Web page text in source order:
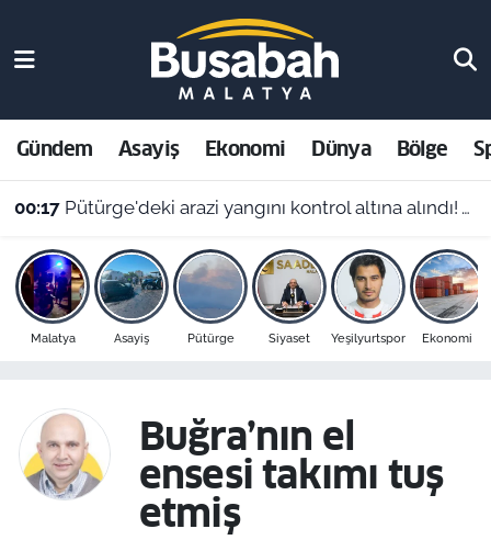
Gündem Asayiş Ekonomi Dünya Bölge
00:17 Pütürge'deki arazi yangını kontrol altına alındı! Vali Yavuz'dan çağrı
Malatya Asayiş Pütürge Siyaset Yeşilyurtspor Ekonomi
Buğra’nın el
ensesi takımı tuş
etmiş
Asayiş
Ekonomi
Dünya
Bölge
Resmi İlanlar
Malatya Nöbetçi Eczaneler
Malatya Hava Durumu
Malatya Namaz Vakitleri
Malatya Trafik Yoğunluk Haritası
Süper Lig Puan Durumu ve Fikstür
Son Dakika Haberleri
Haber Arşivi